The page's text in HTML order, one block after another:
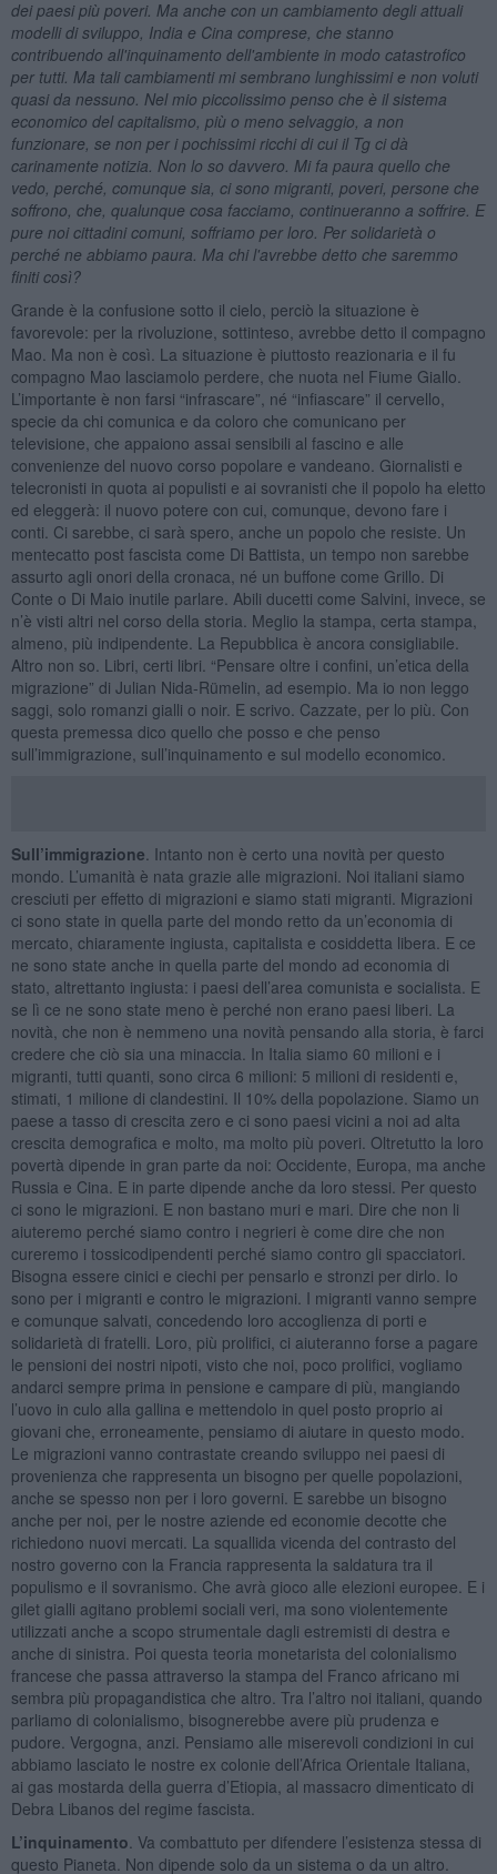
dei paesi più poveri. Ma anche con un cambiamento degli attuali
modelli di sviluppo, India e Cina comprese, che stanno
contribuendo all'inquinamento dell'ambiente in modo catastrofico
per tutti. Ma tali cambiamenti mi sembrano lunghissimi e non voluti
quasi da nessuno. Nel mio piccolissimo penso che è il sistema
economico del capitalismo, più o meno selvaggio, a non
funzionare, se non per i pochissimi ricchi di cui il Tg ci dà
carinamente notizia. Non lo so davvero. Mi fa paura quello che
vedo, perché, comunque sia, ci sono migranti, poveri, persone che
soffrono, che , qualunque cosa facciamo, continueranno a soffrire. E
pure noi cittadini comuni, soffriamo per loro. Per solidarietà o
perché ne abbiamo paura. Ma chi l'avrebbe detto che saremmo
finiti così?
Grande è la confusione sotto il cielo, perciò la situazione è
favorevole: per la rivoluzione, sottinteso, avrebbe detto il compagno
Mao. Ma non è così. La situazione è piuttosto reazionaria e il fu
compagno Mao lasciamolo perdere, che nuota nel Fiume Giallo.
L’importante è non farsi “infrascare”, né “infiascare” il cervello,
specie da chi comunica e da coloro che comunicano per
televisione, che appaiono assai sensibili al fascino e alle
convenienze del nuovo corso popolare e vandeano. Giornalisti e
telecronisti in quota ai populisti e ai sovranisti che il popolo ha eletto
ed eleggerà: il nuovo potere con cui, comunque, devono fare i
conti. Ci sarebbe, ci sarà spero, anche un popolo che resiste. Un
mentecatto post fascista come Di Battista, un tempo non sarebbe
assurto agli onori della cronaca, né un buffone come Grillo. Di
Conte o Di Maio inutile parlare. Abili ducetti come Salvini, invece, se
n’è visti altri nel corso della storia. Meglio la stampa, certa stampa,
almeno, più indipendente. La Repubblica è ancora consigliabile.
Altro non so. Libri, certi libri. “Pensare oltre i confini, un’etica della
migrazione” di Julian Nida-Rümelin, ad esempio. Ma io non leggo
saggi, solo romanzi gialli o noir. E scrivo. Cazzate, per lo più. Con
questa premessa dico quello che posso e che penso
sull’immigrazione, sull’inquinamento e sul modello economico.
Sull’immigrazione . Intanto non è certo una novità per questo
mondo. L’umanità è nata grazie alle migrazioni. Noi italiani siamo
cresciuti per effetto di migrazioni e siamo stati migranti. Migrazioni
ci sono state in quella parte del mondo retto da un’economia di
mercato, chiaramente ingiusta, capitalista e cosiddetta libera. E ce
ne sono state anche in quella parte del mondo ad economia di
stato, altrettanto ingiusta: i paesi dell’area comunista e socialista. E
se lì ce ne sono state meno è perché non erano paesi liberi. La
novità, che non è nemmeno una novità pensando alla storia, è farci
credere che ciò sia una minaccia. In Italia siamo 60 milioni e i
migranti, tutti quanti, sono circa 6 milioni: 5 milioni di residenti e,
stimati, 1 milione di clandestini. Il 10% della popolazione. Siamo un
paese a tasso di crescita zero e ci sono paesi vicini a noi ad alta
crescita demografica e molto, ma molto più poveri. Oltretutto la loro
povertà dipende in gran parte da noi: Occidente, Europa, ma anche
Russia e Cina. E in parte dipende anche da loro stessi. Per questo
ci sono le migrazioni. E non bastano muri e mari. Dire che non li
aiuteremo perché siamo contro i negrieri è come dire che non
cureremo i tossicodipendenti perché siamo contro gli spacciatori.
Bisogna essere cinici e ciechi per pensarlo e stronzi per dirlo. Io
sono per i migranti e contro le migrazioni. I migranti vanno sempre
e comunque salvati, concedendo loro accoglienza di porti e
solidarietà di fratelli. Loro, più prolifici, ci aiuteranno forse a pagare
le pensioni dei nostri nipoti, visto che noi, poco prolifici, vogliamo
andarci sempre prima in pensione e campare di più, mangiando
l’uovo in culo alla gallina e mettendolo in quel posto proprio ai
giovani che, erroneamente, pensiamo di aiutare in questo modo.
Le migrazioni vanno contrastate creando sviluppo nei paesi di
provenienza che rappresenta un bisogno per quelle popolazioni,
anche se spesso non per i loro governi. E sarebbe un bisogno
anche per noi, per le nostre aziende ed economie decotte che
richiedono nuovi mercati. La squallida vicenda del contrasto del
nostro governo con la Francia rappresenta la saldatura tra il
populismo e il sovranismo. Che avrà gioco alle elezioni europee. E i
gilet gialli agitano problemi sociali veri, ma sono violentemente
utilizzati anche a scopo strumentale dagli estremisti di destra e
anche di sinistra. Poi questa teoria monetarista del colonialismo
francese che passa attraverso la stampa del Franco africano mi
sembra più propagandistica che altro. Tra l’altro noi italiani, quando
parliamo di colonialismo, bisognerebbe avere più prudenza e
pudore. Vergogna, anzi. Pensiamo alle miserevoli condizioni in cui
abbiamo lasciato le nostre ex colonie dell’Africa Orientale Italiana,
ai gas mostarda della guerra d’Etiopia, al massacro dimenticato di
Debra Libanos del regime fascista.
L’inquinamento . Va combattuto per difendere l’esistenza stessa di
questo Pianeta. Non dipende solo da un sistema o da un altro.